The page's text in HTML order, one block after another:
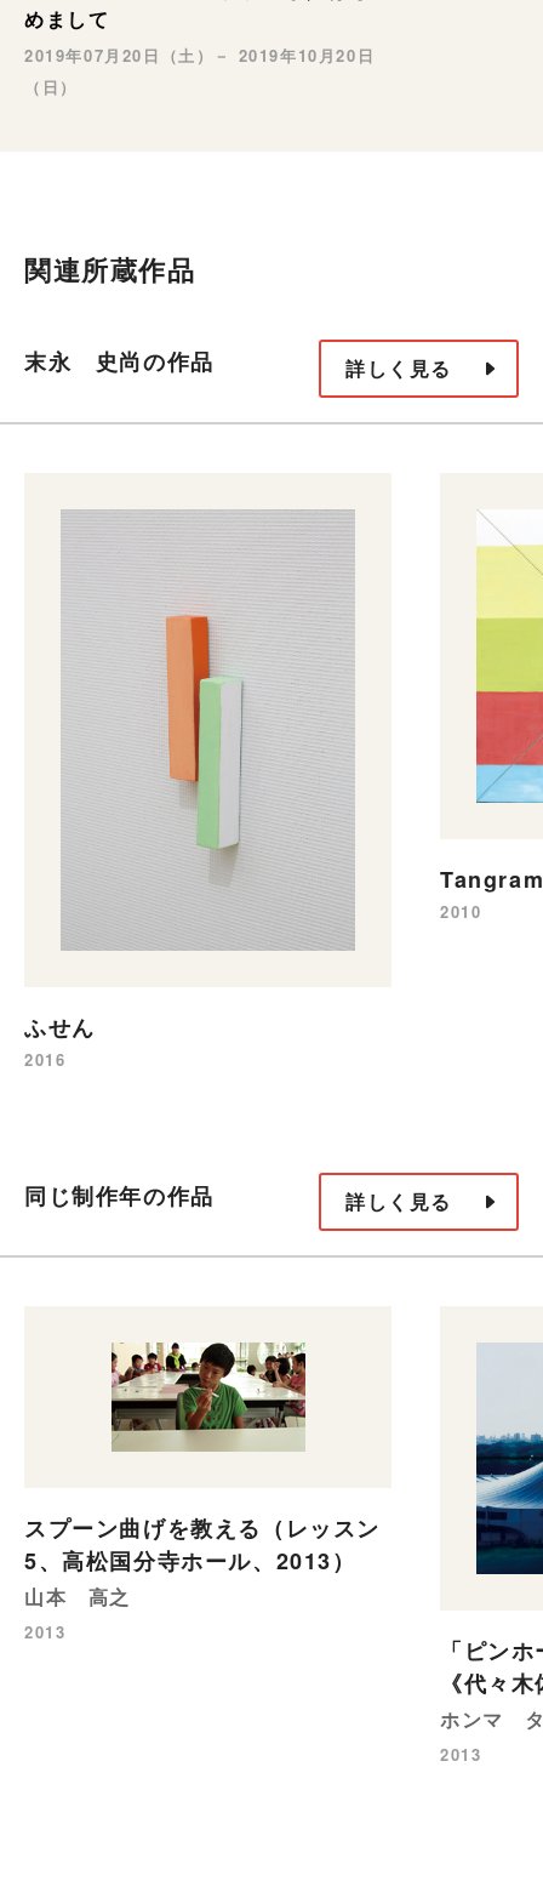
めまして
2019年07月20日（土）－ 2019年10月20日
（日）
関連所蔵作品
末永 史尚の作品 詳しく見る
ふせん
2016
2010
同じ制作年の作品 詳しく見る
スプーン曲げを教える（レッスン
5、高松国分寺ホール、2013）
山本 高之
2013
「ピン
《代々
ホンマ
2013